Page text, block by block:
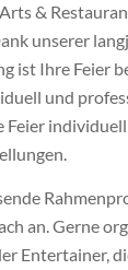
&
unserer
ist Ihre Feier
und
Feier
an. Gerne
Entertainer,